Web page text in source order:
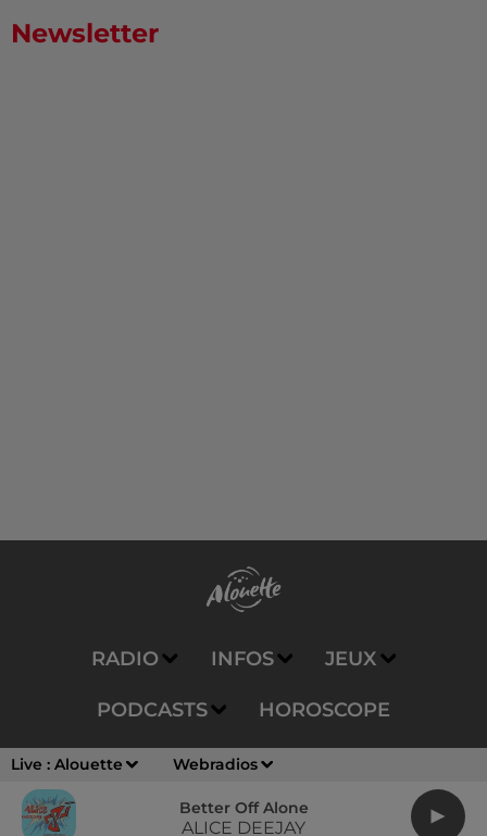
Live : Alouette Webradios
Better Off Alone
ALICE DEEJAY
Newsletter
RADIO INFOS JEUX
PODCASTS HOROSCOPE
AGENDA